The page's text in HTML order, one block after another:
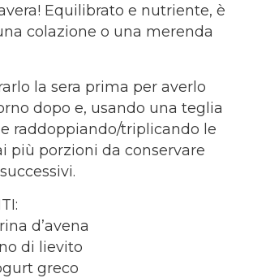
Equilibrato e nutriente, è
colazione o una merenda
la sera prima per averlo
dopo e, usando una teglia
raddoppiando/triplicando le
più porzioni da conservare
d’avena
di lievito
greco